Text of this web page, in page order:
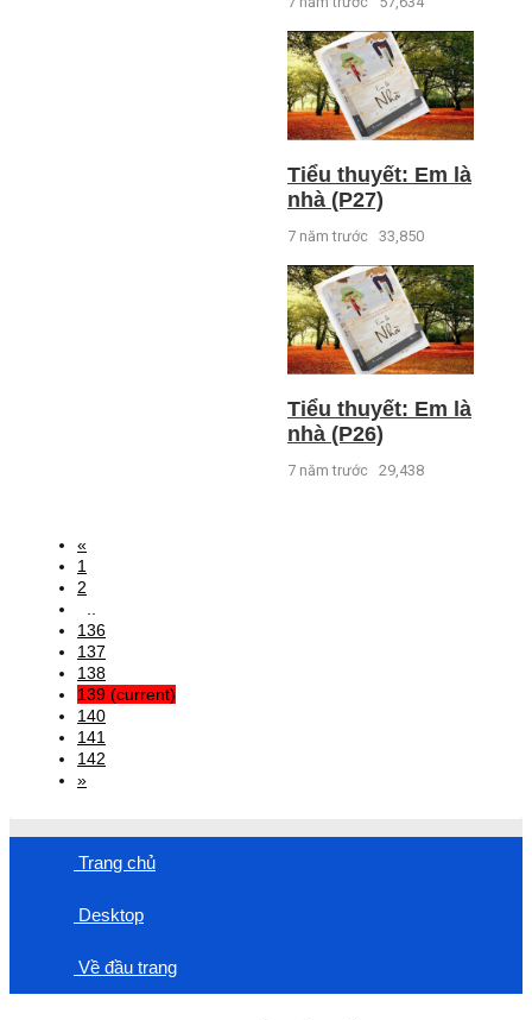
Tiểu thuyết: Em là
nhà (P27)
7 năm trước 33,850
Tiểu thuyết: Em là
nhà (P26)
7 năm trước 29,438
«
1
2
136
137
138
139 (current)
140
141
142
»
Trang chủ
Desktop
Về đầu trang